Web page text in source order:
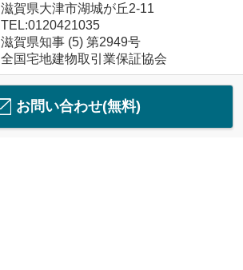
滋賀県大津市湖城が丘2-11
TEL:0120421035
滋賀県知事 (5) 第2949号
全国宅地建物取引業保証協会
お問い合わせ(無料)